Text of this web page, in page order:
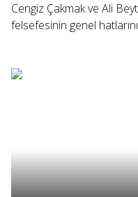
Cengiz Çakmak ve Ali
felsefesinin genel